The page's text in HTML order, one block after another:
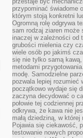
przypominać świadome
którym stoją konkretni
Ogromną rolę odgrywa
sam rodzaj ziaren może
inaczej w zależności od
grubości mielenia czy
wiele osób po jakimś
się nie tylko samą
metodami
modę. Samodzielne
pozwala lepiej rozumieć
początkowo wydaje się
zaczyna decydować o
połowie tej codziennej
odkrywa, że kawa nie
małą dziedziną, w
Pojawia się ciekawość,
testowanie nowych